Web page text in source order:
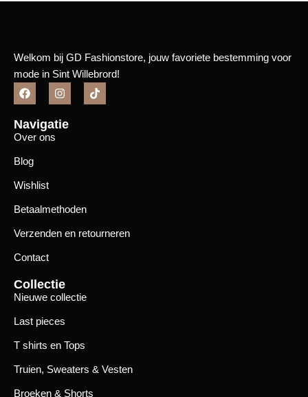
Welkom bij GD Fashionstore, jouw favoriete bestemming voor
mode in Sint Willebrord!
Navigatie
Over ons
Blog
Wishlist
Betaalmethoden
Verzenden en retourneren
Contact
Collectie
Nieuwe collectie
Last pieces
T shirts en Tops
Truien, Sweaters & Vesten
Broeken & Shorts